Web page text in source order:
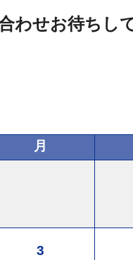
ース完備！
ィングは
わせお待ちし
月
3